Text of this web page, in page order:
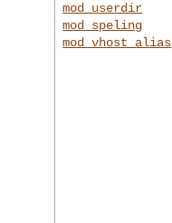
mod_userdir
mod_speling
mod_vhost_alias